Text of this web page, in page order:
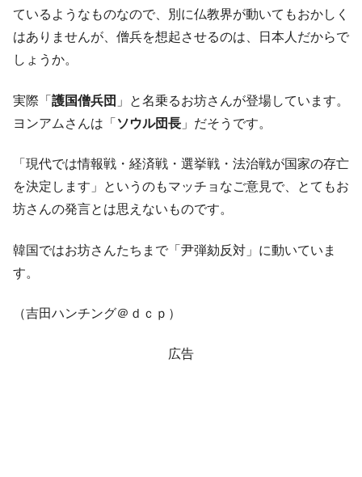
ているようなものなので、別に仏教界が動いてもおかしく
はありませんが、僧兵を想起させるのは、日本人だからで
しょうか。
実際「 護国僧兵団 」と名乗るお坊さんが登場しています。
ヨンアムさんは「 ソウル団長 」だそうです。
「現代では情報戦・経済戦・選挙戦・法治戦が国家の存亡
を決定します」というのもマッチョなご意見で、とてもお
坊さんの発言とは思えないものです。
韓国ではお坊さんたちまで「尹弾劾反対」に動いていま
す。
（吉田ハンチング＠ｄｃｐ）
広告